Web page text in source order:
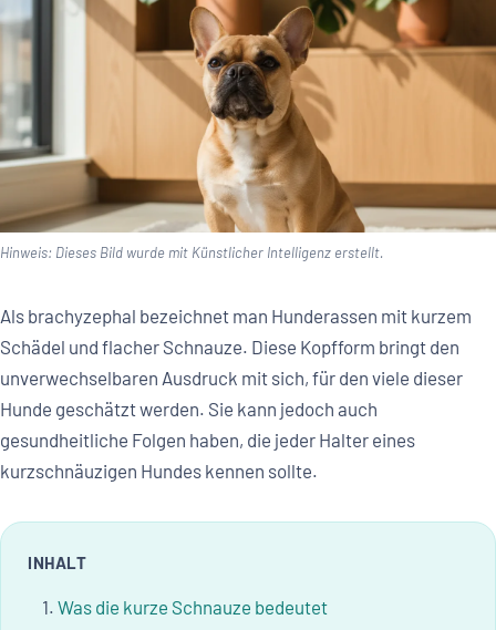
Hinweis: Dieses Bild wurde mit Künstlicher Intelligenz erstellt.
Als brachyzephal bezeichnet man Hunderassen mit kurzem
Schädel und flacher Schnauze. Diese Kopfform bringt den
unverwechselbaren Ausdruck mit sich, für den viele dieser
Hunde geschätzt werden. Sie kann jedoch auch
gesundheitliche Folgen haben, die jeder Halter eines
kurzschnäuzigen Hundes kennen sollte.
INHALT
Was die kurze Schnauze bedeutet